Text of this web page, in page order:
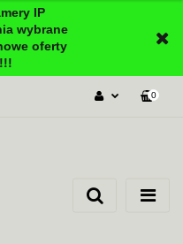
IP
wybrane
oferty
Zgody cookies
0